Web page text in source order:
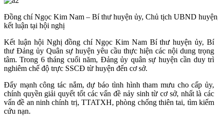
Đồng chí Ngọc Kim Nam – Bí thư huyện ủy, Chủ tịch UBND
kết luận tại hội nghị
Kết luận hội Nghị đồng chí Ngọc Kim Nam Bí thư huyện ủy, Bí
thư Đảng ủy Quân sự huyện yêu cầu thực hiện các nội dung trọng
tâm. Trong 6 tháng cuối năm, Đảng ủy quân sự huyện cần duy trì
nghiêm chế độ trực SSCĐ từ huyện đến cơ sở.
Đẩy mạnh công tác nắm, dự báo tình hình tham mưu cho cấp ủy,
chính quyền giải quyết tốt các vấn đề nảy sinh từ cơ sở, nhất là các
vấn đề an ninh chính trị, TTATXH, phòng chống thiên tai, tìm kiếm
cứu nạn.